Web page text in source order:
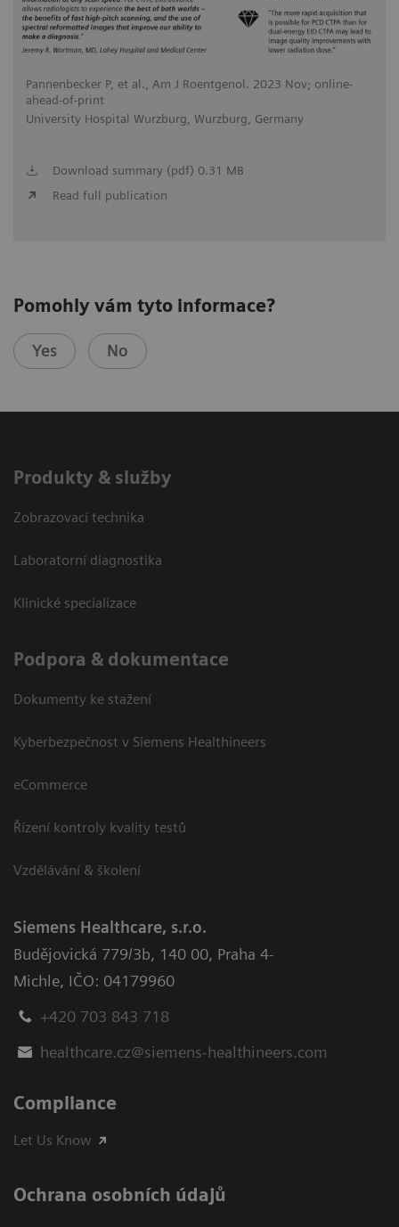
Pannenbecker P, et al., Am J Roentgenol. 2023 Nov; online-
ahead-of-print
University Hospital Wurzburg, Wurzburg, Germany
Download summary (pdf) 0.31 MB
Read full publication
Pomohly vám tyto informace?
Yes No
Produkty & služby
Zobrazovací technika
Laboratorní diagnostika
Klinické specializace
Podpora & dokumentace
Dokumenty ke stažení
Kyberbezpečnost v Siemens Healthineers
eCommerce
Řízení kontroly kvality testů
Vzdělávání & školení
Siemens Healthcare, s.r.o.
Budějovická 779/3b, 140 00, Praha 4-
Michle, IČO: 04179960
+420 703 843 718
healthcare.cz@siemens-healthineers.com
Compliance
Let Us Know
Ochrana osobních údajů